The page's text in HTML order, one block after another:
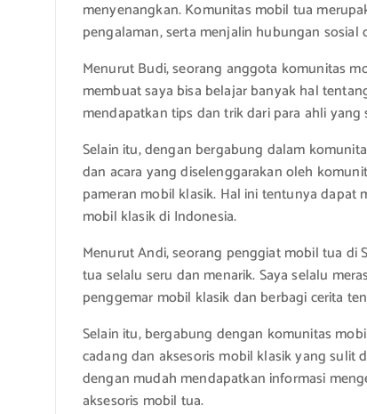
menyenangkan. Komunitas mobil tua
pengalaman, serta menjalin hubungan
Menurut Budi, seorang anggota komunitas
membuat saya bisa belajar banyak hal
mendapatkan tips dan trik dari para ahli
Selain itu, dengan bergabung dalam
dan acara yang diselenggarakan oleh
pameran mobil klasik. Hal ini tentunya dapat
mobil klasik di Indonesia.
Menurut Andi, seorang penggiat mobil tua di
tua selalu seru dan menarik. Saya selalu
penggemar mobil klasik dan berbagi cerita
Selain itu, bergabung dengan komunitas
cadang dan aksesoris mobil klasik yang sulit
dengan mudah mendapatkan informasi
aksesoris mobil tua.